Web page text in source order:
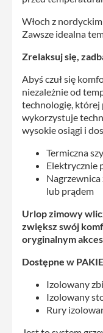
Włoch z
Zawsze idealna
Zrelaksuj się,
Abyś czuł się
niezależnie od
technologię, której
wykorzystuje
wysokie osiągi i
Termiczna
Elektrycznie
Nagrzewnica
lub prądem
Urlop zimowy
zwiększ swój
oryginalnym
Dostępne w
Izolowany
Izolowany
Rury